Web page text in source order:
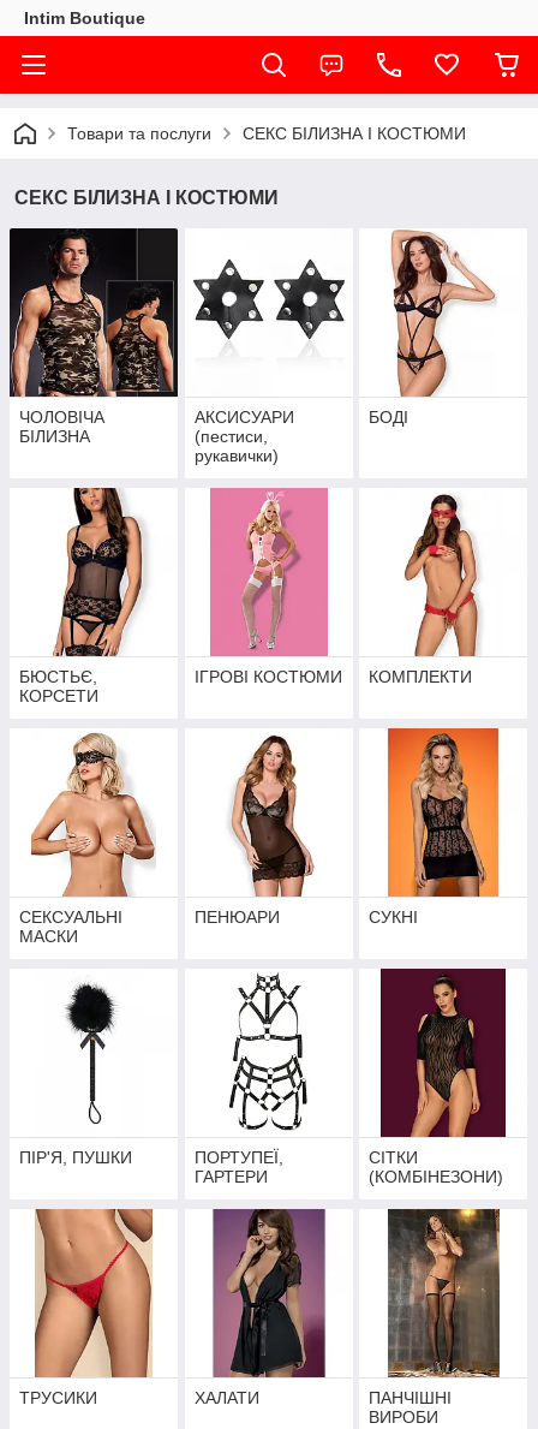
Intim Boutique
Товари та послуги СЕКС БІЛИЗНА І КОСТЮМИ
СЕКС БІЛИЗНА І КОСТЮМИ
ЧОЛОВІЧА
БІЛИЗНА
АКСИСУАРИ
(пестиси,
рукавички)
БОДІ
БЮСТЬЄ,
КОРСЕТИ
ІГРОВІ КОСТЮМИ КОМПЛЕКТИ
СЕКСУАЛЬНІ
МАСКИ
ПЕНЮАРИ СУКНІ
ПІР'Я, ПУШКИ
ПОРТУПЕЇ,
ГАРТЕРИ
СІТКИ
(КОМБІНЕЗОНИ)
ТРУСИКИ ХАЛАТИ
ПАНЧІШНІ
ВИРОБИ